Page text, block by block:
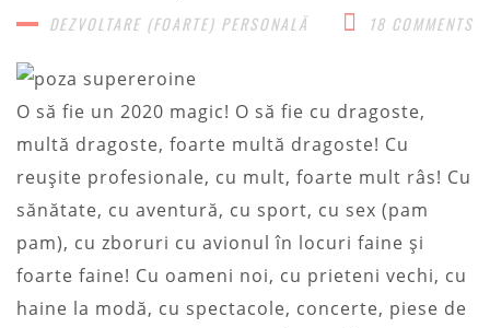
DEZVOLTARE (FOARTE) PERSONALĂ​ 18 COMMENTS
O să fie un 2020 magic! O să fie cu dragoste,
multă dragoste, foarte multă dragoste! Cu
reușite profesionale, cu mult, foarte mult râs! Cu
sănătate, cu aventură, cu sport, cu sex (pam
pam), cu zboruri cu avionul în locuri faine și
foarte faine! Cu oameni noi, cu prieteni vechi, cu
haine la modă, cu spectacole, concerte, piese de